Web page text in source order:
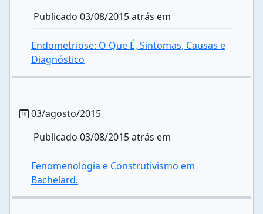
Publicado 03/08/2015 atrás em
Endometriose: O Que É, Sintomas, Causas e
Diagnóstico
03/agosto/2015
Publicado 03/08/2015 atrás em
Fenomenologia e Construtivismo em
Bachelard.